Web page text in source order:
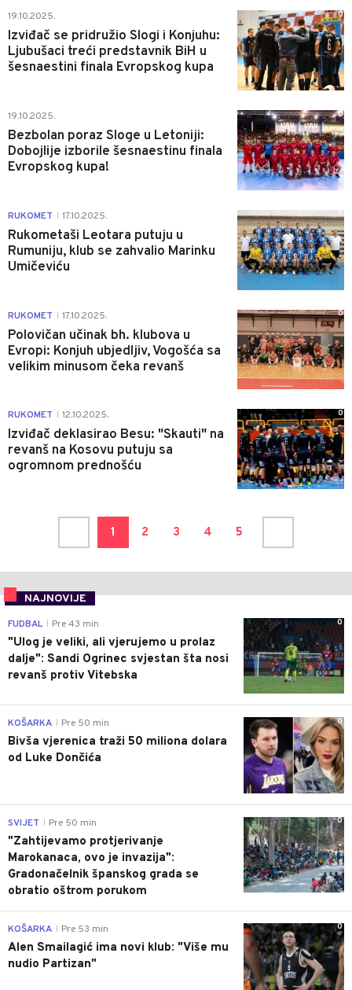
19.10.2025.
Izviđač se pridružio Slogi i Konjuhu:
Ljubušaci treći predstavnik BiH u
šesnaestini finala Evropskog kupa
0
19.10.2025.
Bezbolan poraz Sloge u Letoniji:
Dobojlije izborile šesnaestinu finala
Evropskog kupa!
0
RUKOMET 17.10.2025.
Rukometaši Leotara putuju u
Rumuniju, klub se zahvalio Marinku
Umičeviću
0
RUKOMET 17.10.2025.
Polovičan učinak bh. klubova u
Evropi: Konjuh ubjedljiv, Vogošća sa
velikim minusom čeka revanš
0
RUKOMET 12.10.2025.
Izviđač deklasirao Besu: "Skauti" na
revanš na Kosovu putuju sa
ogromnom prednošću
0
1 2 3 4 5
NAJNOVIJE
0
FUDBAL Pre 43 min
"Ulog je veliki, ali vjerujemo u prolaz
dalje": Sandi Ogrinec svjestan šta nosi
revanš protiv Vitebska
0
KOŠARKA Pre 50 min
Bivša vjerenica traži 50 miliona dolara
od Luke Dončića
0
SVIJET Pre 50 min
"Zahtijevamo protjerivanje
Marokanaca, ovo je invazija":
Gradonačelnik španskog grada se
obratio oštrom porukom
0
KOŠARKA Pre 53 min
Alen Smailagić ima novi klub: "Više mu
nudio Partizan"